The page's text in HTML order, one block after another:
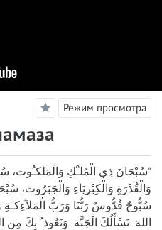
Режим просмотра
"سُبْحَانَ ذِي الْمُلـْكِ وَالْمَلَكـُوت،
وَالْقُدْرَةِ وَالْكِبْريَاءِ وَالْجَبَرُوت،
سُبُّوحٌ قُدُّوسٌ رَبُّنَا وَرَبُّ الْمَلآءِكـَةِ
اللهَ نَسْأَلُكَ الْجَنَّة وَنَعُوذ ُ بِكَ مِن